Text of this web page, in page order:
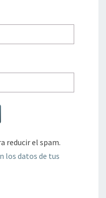
reducir el spam.
los datos de tus